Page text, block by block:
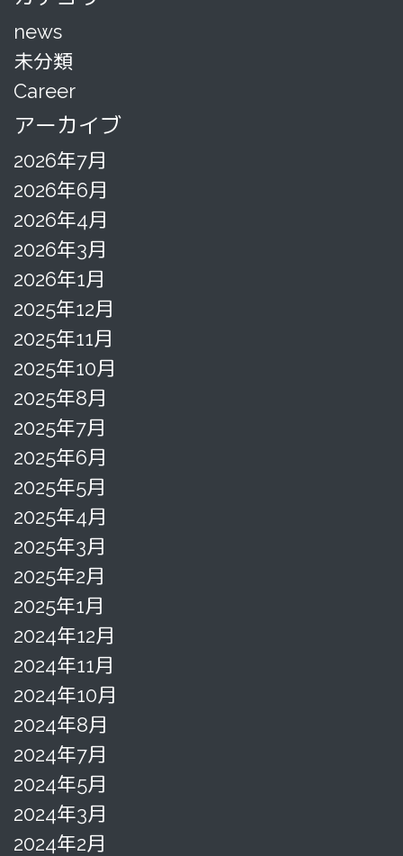
news
未分類
Career
アーカイブ
2026年7月
2026年6月
2026年4月
2026年3月
2026年1月
2025年12月
2025年11月
2025年10月
2025年8月
2025年7月
2025年6月
2025年5月
2025年4月
2025年3月
2025年2月
2025年1月
2024年12月
2024年11月
2024年10月
2024年8月
2024年7月
2024年5月
2024年3月
2024年2月